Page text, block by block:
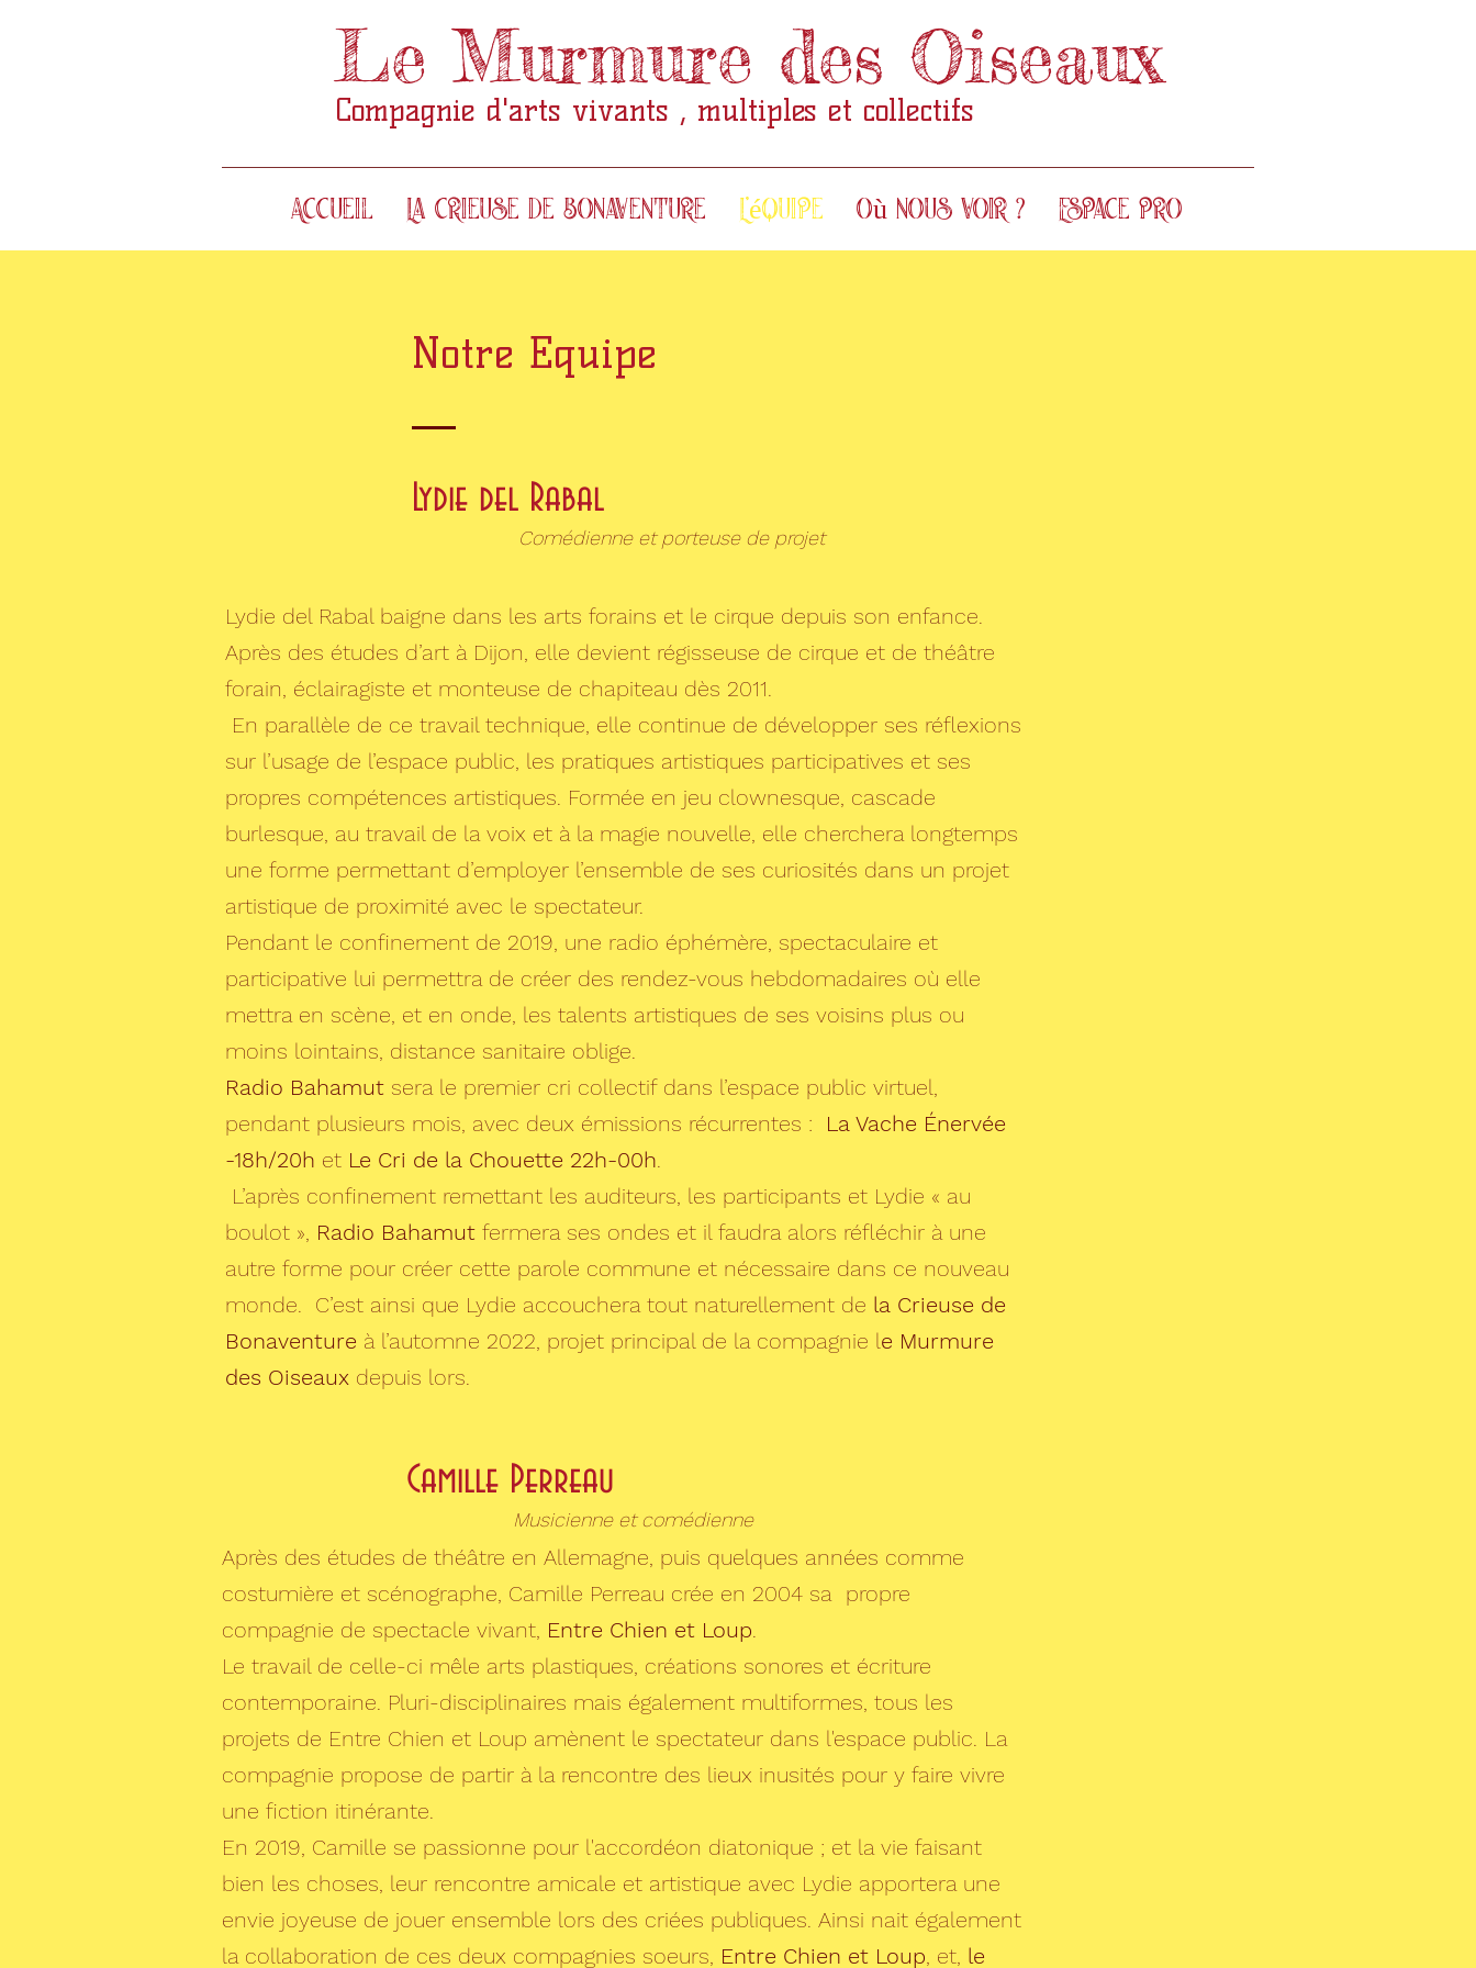
Le Murmure des Oiseaux
Compagnie d'arts vivants , multiples et collectifs
Accueil La Crieuse de Bonaventure L'équipe Où nous voir ? Espace Pro
Notre Equipe
Lydie del Rabal
Comédienne et porteuse de projet
Lydie del Rabal baigne dans les arts forains et le cirque depuis son enfance.
Après des études d’art à Dijon, elle devient régisseuse de cirque et de théâtre
forain, éclairagiste et monteuse de chapiteau dès 2011.
En parallèle de ce travail technique, elle continue de développer ses réflexions
sur l’usage de l’espace public, les pratiques artistiques participatives et ses
propres compétences artistiques. Formée en jeu clownesque, cascade
burlesque, au travail de la voix et à la magie nouvelle, elle cherchera longtemps
une forme permettant d’employer l’ensemble de ses curiosités dans un projet
artistique de proximité avec le spectateur.
Pendant le confinement de 2019, une radio éphémère, spectaculaire et
participative lui permettra de créer des rendez-vous hebdomadaires où elle
mettra en scène, et en onde, les talents artistiques de ses voisins plus ou
moins lointains, distance sanitaire oblige.
Radio Bahamut sera le premier cri collectif dans l’espace public virtuel,
pendant plusieurs mois, avec deux émissions récurrentes : La Vache Énervée
-18h/20h et Le Cri de la Chouette 22h-00h.
L’après confinement remettant les auditeurs, les participants et Lydie « au
boulot », Radio Bahamut fermera ses ondes et il faudra alors réfléchir à une
autre forme pour créer cette parole commune et nécessaire dans ce nouveau
monde. C’est ainsi que Lydie accouchera tout naturellement de la Crieuse de
Bonaventure à l’automne 2022, projet principal de la compagnie le Murmure
des Oiseaux depuis lors.
Camille Perreau
Musicienne et comédienne
Après des études de théâtre en Allemagne, puis quelques années comme
costumière et scénographe, Camille Perreau crée en 2004 sa propre
compagnie de spectacle vivant, Entre Chien et Loup.
Le travail de celle-ci mêle arts plastiques, créations sonores et écriture
contemporaine. Pluri-disciplinaires mais également multiformes, tous les
projets de Entre Chien et Loup amènent le spectateur dans l'espace public. La
compagnie propose de partir à la rencontre des lieux inusités pour y faire vivre
une fiction itinérante.
En 2019, Camille se passionne pour l'accordéon diatonique ; et la vie faisant
bien les choses, leur rencontre amicale et artistique avec Lydie apportera une
envie joyeuse de jouer ensemble lors des criées publiques. Ainsi nait également
la collaboration de ces deux compagnies soeurs, Entre Chien et Loup, et, le